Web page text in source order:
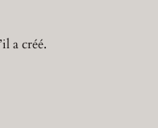
a créé.